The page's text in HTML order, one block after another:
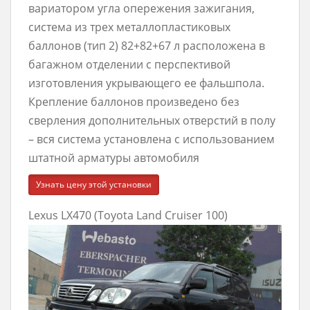
вариатором угла опережения зажигания,
система из трех металлопластиковых
баллонов (тип 2) 82+82+67 л расположена в
багажном отделении с перспективой
изготовления укрывающего ее фальшпола.
Крепление баллонов произведено без
сверления дополнительных отверстий в полу
– вся система установлена с использованием
штатной арматуры автомобиля
Узнать цену этой установки
Lexus LX470 (Toyota Land Cruiser 100)